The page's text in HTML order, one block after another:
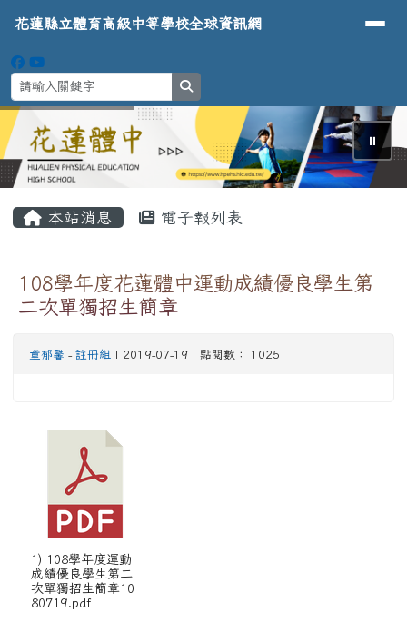
花蓮縣立體育高級中等學校全球資
導覽列
花蓮縣立體育高級中等學校全球資訊網
⏸
本站消息 電子報列表
108學年度花蓮體中運動成績優良學生第
二次單獨招生簡章
童郁馨 - 註冊組 | 2019-07-19 | 點閱數： 1025
1) 108學年度運動
成績優良學生第二
次單獨招生簡章10
80719.pdf